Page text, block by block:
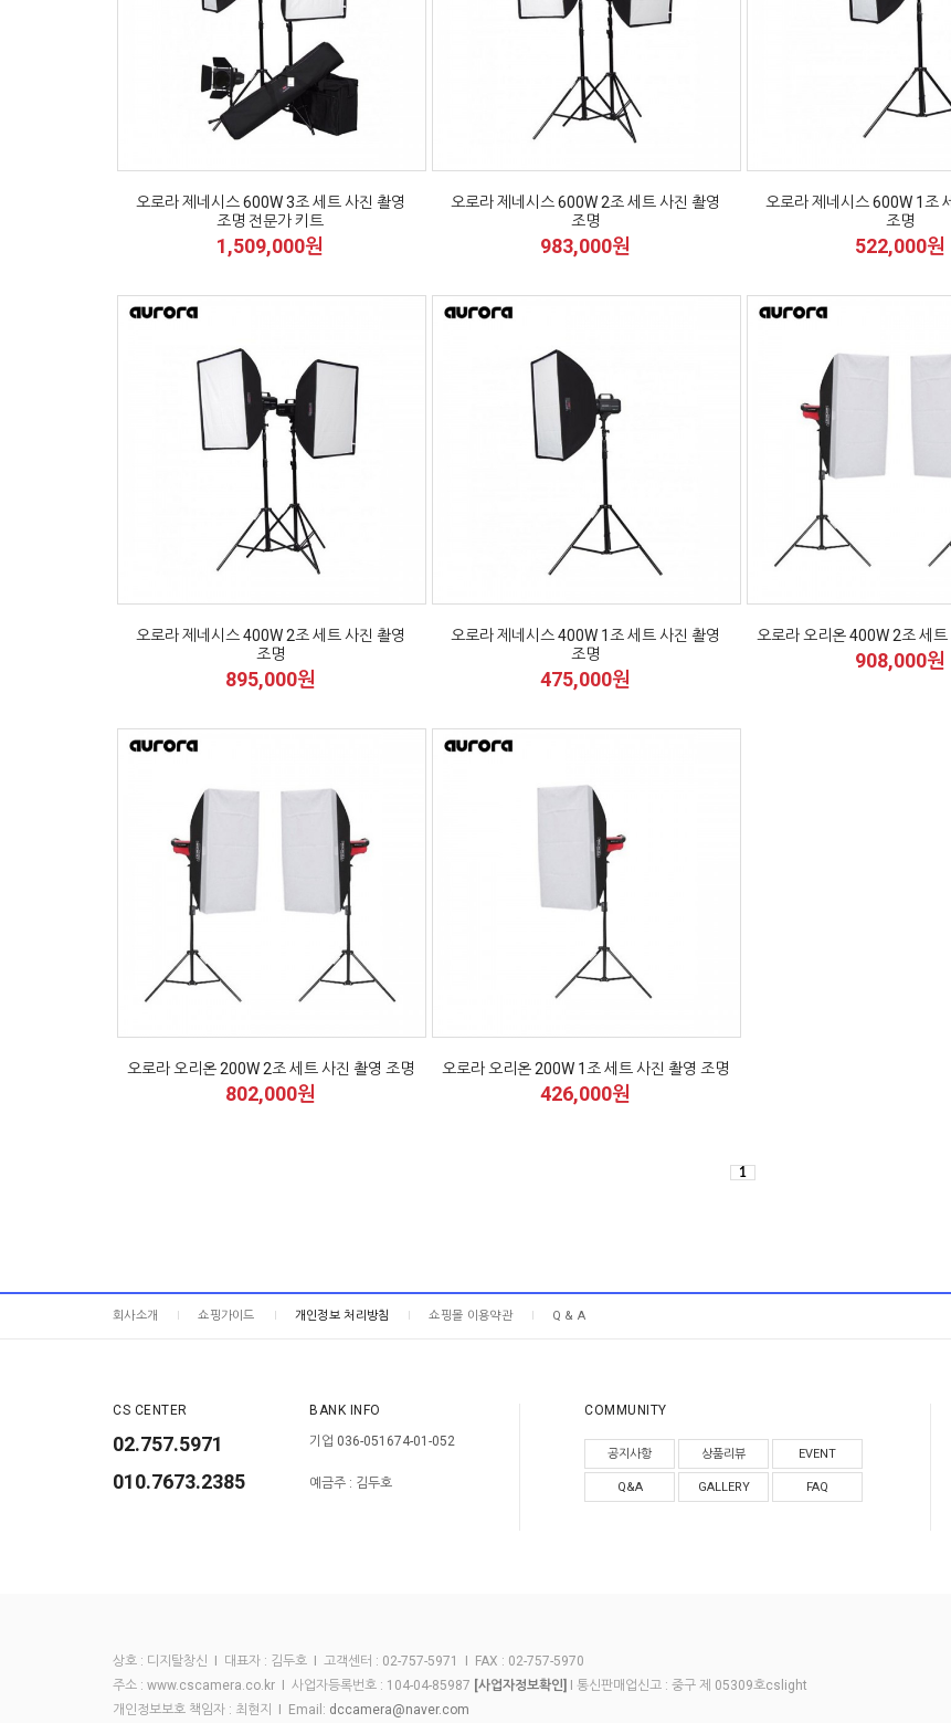
오로라 제네시스 600W 3조 세트 사진 촬영
조명 전문가 키트
1,509,000원
오로라 제네시스 600W 2조 세트 사진 촬영
조명
983,000원
오로라 제네시스 600W 1조
조명
522,000원
오로라 제네시스 400W 2조 세트 사진 촬영
조명
895,000원
오로라 제네시스 400W 1조 세트 사진 촬영
조명
475,000원
오로라 오리온 400W 2조 세트
908,000원
오로라 오리온 200W 2조 세트 사진 촬영 조명
802,000원
오로라 오리온 200W 1조 세트 사진 촬영 조명
426,000원
1
회사소개 쇼핑가이드 개인정보 처리방침 쇼핑몰 이용약관 Q & A
CS CENTER
02.757.5971
010.7673.2385
BANK INFO
기업 036-051674-01-052
예금주 : 김두호
COMMUNITY
공지사항 상품리뷰 EVENT
Q&A GALLERY FAQ
상호 : 디지탈창신 I 대표자 : 김두호 I 고객센터 : 02-757-5971 I FAX : 02-757-5970
주소 : www.cscamera.co.kr I 사업자등록번호 : 104-04-85987 [사업자정보확인]
I 통신판매업신고 : 중구 제 05309호cslight
개인정보보호 책임자 : 최현지 I Email: dccamera@naver.com